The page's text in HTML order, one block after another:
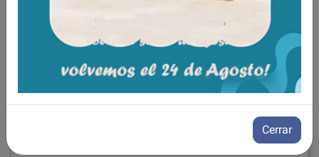
Escalera 3 peldaños con rampa Infantil
Cerrar